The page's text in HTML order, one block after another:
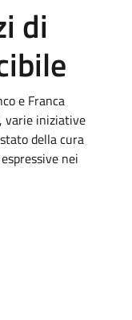
di
e Franca
varie iniziative
della cura
nei